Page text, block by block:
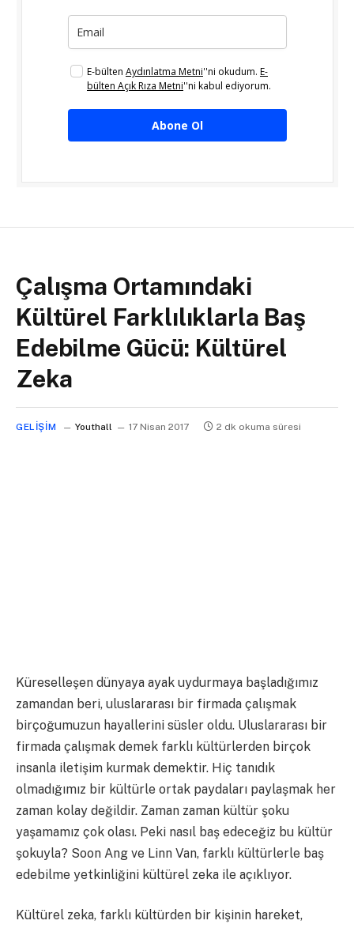
E-bülten Aydınlatma Metni''ni okudum. E-
bülten Açık Rıza Metni''ni kabul ediyorum.
Abone Ol
Çalışma Ortamındaki
Kültürel Farklılıklarla Baş
Edebilme Gücü: Kültürel
Zeka
GELIŞIM Youthall 17 Nisan 2017 2 dk okuma süresi
Küreselleşen dünyaya ayak uydurmaya başladığımız
zamandan beri, uluslararası bir firmada çalışmak
birçoğumuzun hayallerini süsler oldu. Uluslararası bir
firmada çalışmak demek farklı kültürlerden birçok
insanla iletişim kurmak demektir. Hiç tanıdık
olmadığımız bir kültürle ortak paydaları paylaşmak her
zaman kolay değildir. Zaman zaman kültür şoku
yaşamamız çok olası. Peki nasıl baş edeceğiz bu kültür
şokuyla? Soon Ang ve Linn Van, farklı kültürlerle baş
edebilme yetkinliğini kültürel zeka ile açıklıyor.
Kültürel zeka, farklı kültürden bir kişinin hareket,